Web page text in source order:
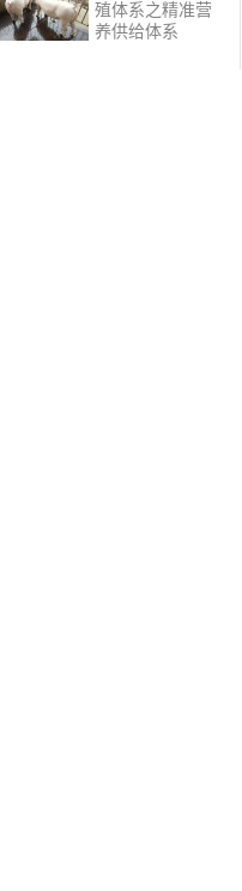
殖体系之精准营
养供给体系​